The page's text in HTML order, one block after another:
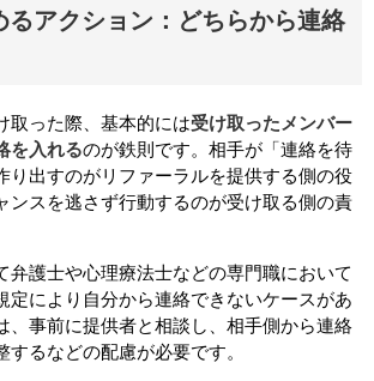
るアクション：どちらから連絡
取った際、基本的には受け取ったメンバー
を入れるのが鉄則です。相手が「連絡を待
り出すのがリファーラルを提供する側の役
ンスを逃さず行動するのが受け取る側の責
弁護士や心理療法士などの専門職において
定により自分から連絡できないケースがあ
、事前に提供者と相談し、相手側から連絡
するなどの配慮が必要です。